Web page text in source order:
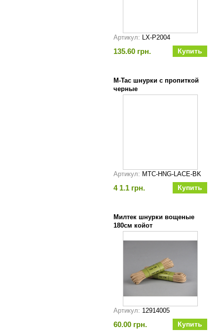
Артикул: LX-P2004
135.60 грн.
M-Tac шнурки с пропиткой
черные
Артикул: MTC-HNG-LACE-BK
4 1.1 грн.
Милтек шнурки вощеные
180см койот
Артикул: 12914005
60.00 грн.